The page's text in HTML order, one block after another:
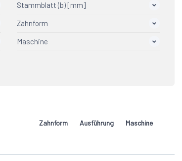
Stammblatt (b) [mm]
Zahnform
FWF
Maschine
Zahnform Ausführung Maschine